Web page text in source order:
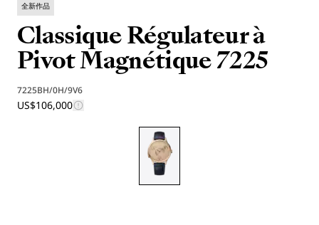
全新作品
Classique Régulateur à
Pivot Magnétique 7225
7225BH/0H/9V6
US$106,000